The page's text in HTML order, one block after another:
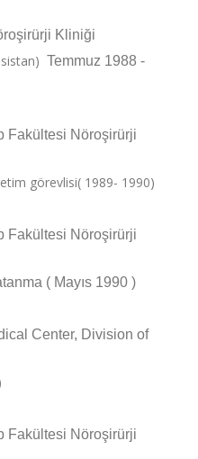
Kliniği
Temmuz 1988 -
Fakültesi Nöroşirürji
görevlisi( 1989- 1990)
Fakültesi Nöroşirürji
( Mayıs 1990 )
Center, Division of
Fakültesi Nöroşirürji